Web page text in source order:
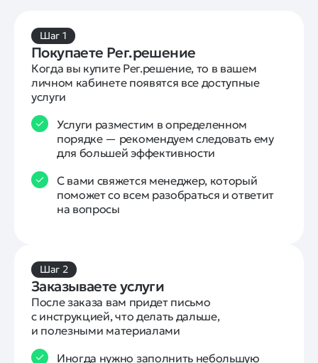
Шаг 1
Покупаете Рег.решение
Когда вы купите Рег.решение, то в вашем
личном кабинете появятся все доступные
услуги
Услуги разместим в определенном
порядке — рекомендуем следовать ему
для большей эффективности
С вами свяжется менеджер, который
поможет со всем разобраться и ответит
на вопросы
Шаг 2
Заказываете услуги
После заказа вам придет письмо
с инструкцией, что делать дальше,
и полезными материалами
Иногда нужно заполнить небольшую